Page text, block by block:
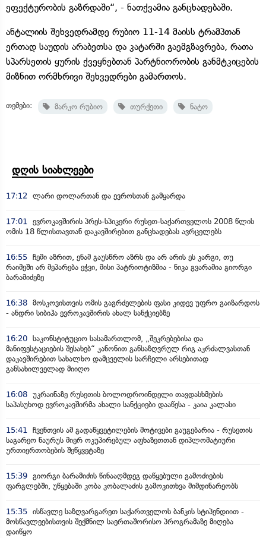
ეფექტურობის გაზრდაში“, - ნათქვამია განცხადებაში.
ანტალიის შეხვედრამდე რუბიო 11-14 მაისს ტრამპთან
ერთად საუდის არაბეთსა და კატარში გაემგზავრება, რათა
სპარსეთის ყურის ქვეყნებთან პარტნიორობის განმტკიცების
მიზნით ორმხრივი შეხვედრები გამართოს.
თემები: მარკო რუბიო თურქეთი ნატო
დღის სიახლეები
17:12 ლარი დოლართან და ევროსთან გამყარდა
17:01
ევროკავშირის პრეს-სპიკერი რუსეთ-საქართველოს 2008 წლის
ომის 18 წლისთავთან დაკავშირებით განცხადებას ავრცელებს
16:55 ჩემი აზრით, ენამ გაუსწრო აზრს და არ არის ეს კარგი, თუ
რაიმეში არ მეპარება ეჭვი, მისი პატრიოტიზმია - ნიკა გვარამია გიორგი
ბარამიძეზე
16:38 მოსკოვისთვის ომის გაგრძელების ფასი კიდევ უფრო გაიზარდოს
- ანდრი სიბიჰა ევროკავშირის ახალ სანქციებზე
16:20 საკონსტიტუციო სასამართლომ, „შეკრებებისა და
მანიფესტაციების შესახებ“ კანონით განსაზღვრულ რიგ აკრძალვასთან
დაკავშირებით სახალხო დამცველის სარჩელი არსებითად
განსახილველად მიიღო
16:08 უკრაინაზე რუსეთის ბოლოდროინდელი თავდასხმების
საპასუხოდ ევროკავშირმა ახალი სანქციები დააწესა - კაია კალასი
15:41
ჩვენთვის ამ გადაწყვეტილების მოტივები გაუგებარია - რუსეთის
საგარეო ნაურუს მიერ ოკუპირებულ აფხაზეთთან დიპლომატიური
ურთიერთობების შეწყვეტაზე
15:39 გიორგი ბარამიძის წინააღმდეგ დაწყებული გამოძიების
ფარგლებში, უწყებაში კობა კობალაძის გამოკითხვა მიმდინარეობს
15:35 ისწავლე საზღვარგარეთ საქართველოს ბანკის სტიპენდიით -
მოსწავლეებისთვის შექმნილ საერთაშორისო პროგრამაზე მიღება
დაიწყო